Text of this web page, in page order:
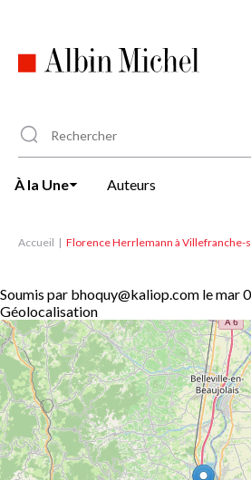
principal
À la Une Auteurs
Accueil Florence Herrlemann à Villefranche-
Soumis par bhoquy@kaliop.com lemar
Géolocalisation